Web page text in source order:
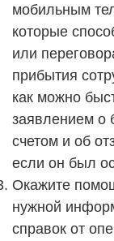
мобильным
которые
или
прибытия
как можно
заявлением о
счетом и об
если он был
Окажите
нужной
справок от